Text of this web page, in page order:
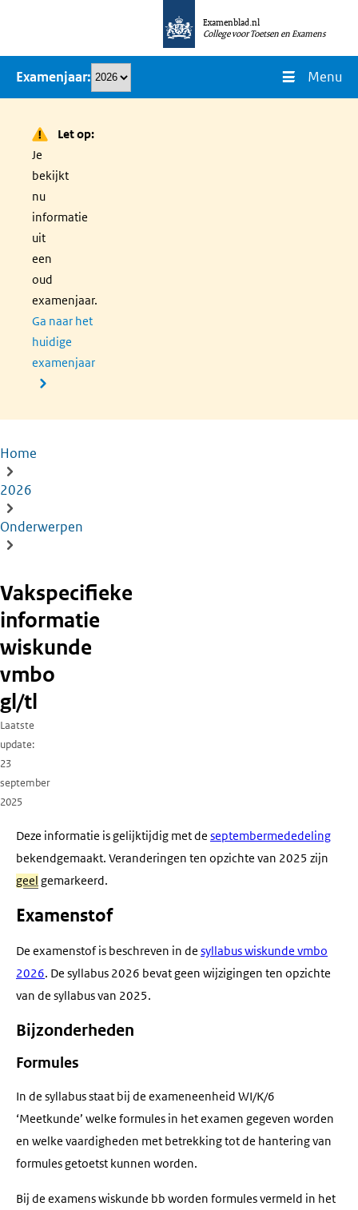
naar
inhoud
Examenblad.nl
College voor Toetsen en Examens
Examenjaar Menu
Let op:
Je
bekijkt
nu
informatie
uit
een
oud
examenjaar.
Ga naar het
huidige
examenjaar
Kruimelpad
Home
2026
Onderwerpen
Vakspecifieke
informatie
wiskunde
vmbo
gl/tl
Laatste
update
23
september
2025
Deze informatie is gelijktijdig met de septembermededeling
bekendgemaakt. Veranderingen ten opzichte van 2025 zijn
geel gemarkeerd.
Examenstof
De examenstof is beschreven in de syllabus wiskunde vmbo
2026. De syllabus 2026 bevat geen wijzigingen ten opzichte
van de syllabus van 2025.
Bijzonderheden
Formules
In de syllabus staat bij de exameneenheid WI/K/6
‘Meetkunde’ welke formules in het examen gegeven worden
en welke vaardigheden met betrekking tot de hantering van
formules getoetst kunnen worden.
Bij de examens wiskunde bb worden formules vermeld in het